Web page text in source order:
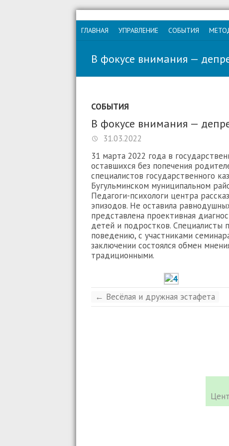
ГЛАВНАЯ УПРАВЛЕНИЕ СОБЫТИЯ
В фокусе внимания —
СОБЫТИЯ
В фокусе внимания —
31.03.2022
31 марта 2022 года в
оставшихся без попечения
специалистов государственного
Бугульминском муниципальном
Педагоги-психологи центра
эпизодов. Не оставила
представлена проективная
детей и подростков. Специалисты
поведению, с участниками
заключении состоялся обмен
традиционными.
← Весёлая и дружная эстафета